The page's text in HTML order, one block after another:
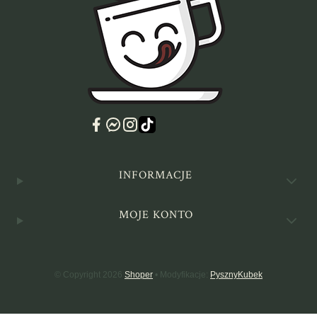
Linki w stopceINFORMACJE
MOJE KONTO
© Copyright 2026 Shoper • Modyfikacje: PysznyKubek